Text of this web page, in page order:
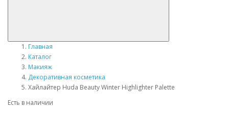
Главная
Каталог
Макияж
Декоративная косметика
Хайлайтер Huda Beauty Winter Highlighter Palette
Есть в наличии